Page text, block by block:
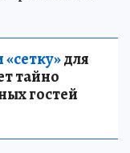
для
тайно
гостей